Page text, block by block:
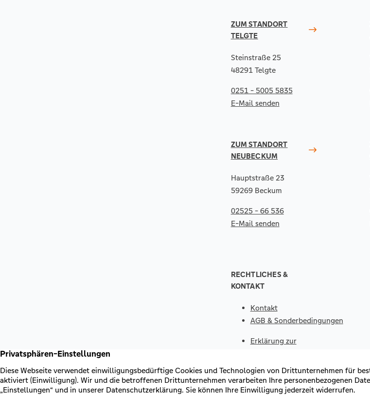
ZUM STANDORT
TELGTE
Steinstraße 25
48291 Telgte
0251 - 5005 5835
E-Mail senden
ZUM STANDORT
NEUBECKUM
Hauptstraße 23
59269 Beckum
02525 - 66 536
E-Mail senden
RECHTLICHES &
KONTAKT
Kontakt
AGB & Sonderbedingungen
Erklärung zur
Impressum
Datenschutz